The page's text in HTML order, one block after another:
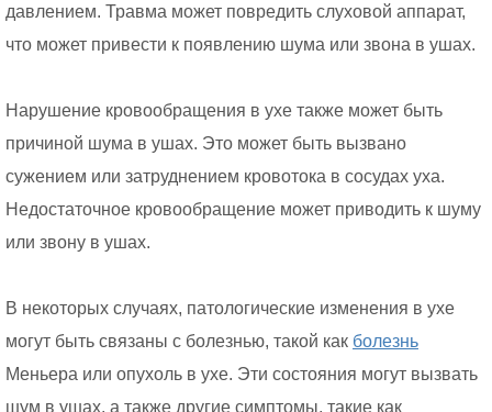
давлением. Травма может повредить слуховой аппарат,
что может привести к появлению шума или звона в ушах.
Нарушение кровообращения в ухе также может быть
причиной шума в ушах. Это может быть вызвано
сужением или затруднением кровотока в сосудах уха.
Недостаточное кровообращение может приводить к шуму
или звону в ушах.
В некоторых случаях, патологические изменения в ухе
могут быть связаны с болезнью, такой как болезнь
Меньера или опухоль в ухе. Эти состояния могут вызвать
шум в ушах, а также другие симптомы, такие как